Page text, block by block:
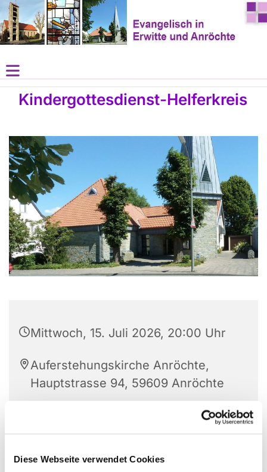
Diese Webseite verwendet Cookies
Kindergottesdienst-Helferkreis
Mittwoch, 15. Juli 2026, 20:00 Uhr
Auferstehungskirche Anröchte,
Hauptstrasse 94, 59609 Anröchte
Elisabeth Kirchhoff (02947-988981)